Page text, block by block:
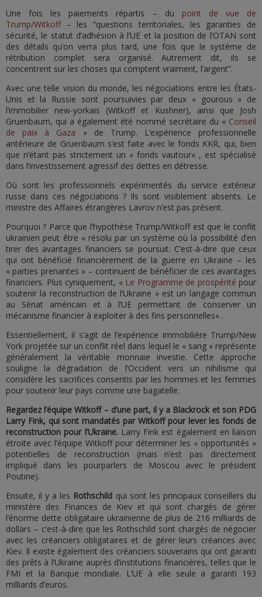
Une fois les paiements répartis – du point de vue de
Trump/Witkoff– les “questions territoriales, les garanties de
sécurité, le statut d’adhésion à l’UE et la position de l’OTAN sont
des détails qu’on verra plus tard, une fois que le système de
rétribution complet sera organisé. Autrement dit, ils se
concentrent sur les choses qui comptent vraiment, l’argent”.
Avec une telle vision du monde, les négociations entre les États-
Unis et la Russie sont poursuivies par deux « gourous » de
l’immobilier new-yorkais (Witkoff et Kushner), ainsi que Josh
Gruenbaum, qui a également été nommé secrétaire du « Conseil
de paix à Gaza » de Trump. L’expérience professionnelle
antérieure de Gruenbaum s’est faite avec le fonds KKR, qui, bien
que n’étant pas strictement un « fonds vautour« , est spécialisé
dans l’investissement agressif des dettes en détresse.
Où sont les professionnels expérimentés du service extérieur
russe dans ces négociations ? Ils sont visiblement absents. Le
ministre des Affaires étrangères Lavrov n’est pas présent.
Pourquoi ? Parce que l’hypothèse Trump/Witkoff est que le conflit
ukrainien peut être « résolu par un système où la possibilité d’en
tirer des avantages financiers se poursuit. C’est-à-dire que ceux
qui ont bénéficié financièrement de la guerre en Ukraine – les
« parties prenantes » – continuent de bénéficier de ces avantages
financiers. Plus cyniquement, « Le Programme de prospérité pour
soutenir la reconstruction de l’Ukraine » est un langage commun
au Sénat américain et à l’UE permettant de conserver un
mécanisme financier à exploiter à des fins personnelles« .
Essentiellement, il s’agit de l’expérience immobilière Trump/New
York projetée sur un conflit réel dans lequel le « sang » représente
généralement la véritable monnaie investie. Cette approche
souligne la dégradation de l’Occident vers un nihilisme qui
considère les sacrifices consentis par les hommes et les femmes
pour soutenir leur pays comme une bagatelle.
Regardez l’équipe Witkoff – d’une part, il y a Blackrock et son PDG
Larry Fink, qui sont mandatés par Witkoff pour lever les fonds de
reconstruction pour l’Ukraine.Larry Fink est également en liaison
étroite avec l’équipe Witkoff pour déterminer les « opportunités »
potentielles de reconstruction (mais n’est pas directement
impliqué dans les pourparlers de Moscou avec le président
Poutine).
Ensuite, il y a les Rothschild qui sont les principaux conseillers du
ministère des Finances de Kiev et qui sont chargés de gérer
l’énorme dette obligataire ukrainienne de plus de 216 milliards de
dollars – c’est-à-dire que les Rothschild sont chargés de négocier
avec les créanciers obligataires et de gérer leurs créances avec
Kiev. Il existe également des créanciers souverains qui ont garanti
des prêts à l’Ukraine auprès d’institutions financières, telles que le
FMI et la Banque mondiale. L’UE à elle seule a garanti 193
milliards d’euros.